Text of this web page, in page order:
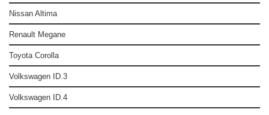
Nissan Altima
Renault Megane
Toyota Corolla
Volkswagen ID.3
Volkswagen ID.4